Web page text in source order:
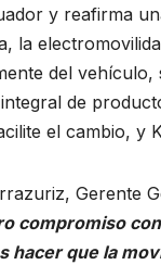
y reafirma
la
del vehículo,
de
el cambio, y
Gerente
compromiso
hacer que la